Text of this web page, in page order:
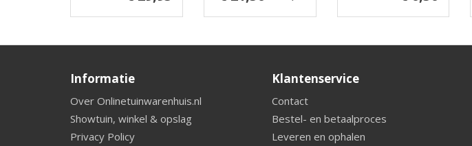
Informatie
Over Onlinetuinwarenhuis.nl
Showtuin, winkel & opslag
Privacy Policy
Klantenservice
Contact
Bestel- en betaalproces
Leveren en ophalen